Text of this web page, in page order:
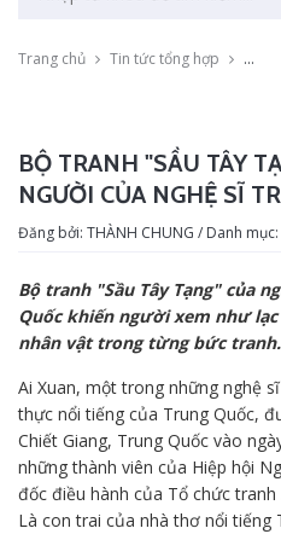
Trang chủ Tin tức tổng hợp Bộ
BỘ TRANH "SẦU TÂY
NGƯỜI CỦA NGHỆ SĨ
Đăng bởi: THÀNH CHUNG / Danh mục:
Bộ tranh "Sầu Tây Tạng" của
Quốc khiến người xem như
nhân vật trong từng bức tranh.
Ai Xuan, một trong những nghệ
thực nổi tiếng của Trung Quốc,
Chiết Giang, Trung Quốc vào
những thành viên của Hiệp hội
đốc điều hành của Tổ chức tranh
Là con trai của nhà thơ nổi tiếng